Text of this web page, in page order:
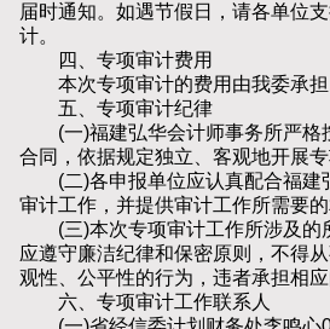
届时通知。如遇节假日，请各单位
计。
四、专项审计费用
本次专项审计的费用由我委承担
五、专项审计纪律
(一)福建弘华会计师事务所严格
合同，依据规定独立、客观地开展专
(二)各申报单位应认真配合福建
审计工作，并提供审计工作所需要的
(三)本次专项审计工作所涉及的
应遵守廉洁纪律和保密原则，不得
观性、公平性的行为，违者承担相应
六、专项审计工作联系人